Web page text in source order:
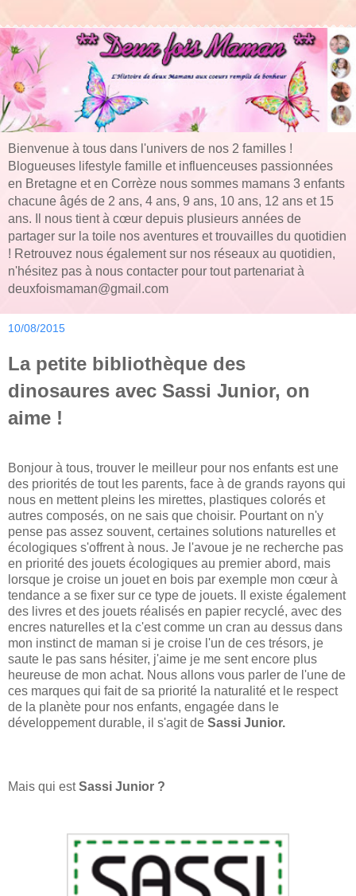
Bienvenue à tous dans l'univers de nos 2 familles !
Blogueuses lifestyle famille et influenceuses passionnées
en Bretagne et en Corrèze nous sommes mamans 3 enfants
chacune âgés de 2 ans, 4 ans, 9 ans, 10 ans, 12 ans et 15
ans. Il nous tient à cœur depuis plusieurs années de
partager sur la toile nos aventures et trouvailles du quotidien
! Retrouvez nous également sur nos réseaux au quotidien,
n'hésitez pas à nous contacter pour tout partenariat à
deuxfoismaman@gmail.com
10/08/2015
La petite bibliothèque des
dinosaures avec Sassi Junior, on
aime !
Bonjour à tous, trouver le meilleur pour nos enfants est une
des priorités de tout les parents, face à de grands rayons qui
nous en mettent pleins les mirettes, plastiques colorés et
autres composés, on ne sais que choisir. Pourtant on n'y
pense pas assez souvent, certaines solutions naturelles et
écologiques s'offrent à nous. Je l'avoue je ne recherche pas
en priorité des jouets écologiques au premier abord, mais
lorsque je croise un jouet en bois par exemple mon cœur à
tendance a se fixer sur ce type de jouets. Il existe également
des livres et des jouets réalisés en papier recyclé, avec des
encres naturelles et la c'est comme un cran au dessus dans
mon instinct de maman si je croise l'un de ces trésors, je
saute le pas sans hésiter, j'aime je me sent encore plus
heureuse de mon achat. Nous allons vous parler de l'une de
ces marques qui fait de sa priorité la naturalité et le respect
de la planète pour nos enfants, engagée dans le
développement durable, il s'agit de Sassi Junior.
Mais qui estSassi Junior ?